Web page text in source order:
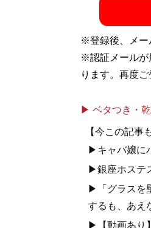
※登録後、メー
※認証メールが
ります。再度ご
▶ ベタつき・
【今この記事
▶キャバ嬢に
▶銀座ホステ
▶「グラスを
するも、あえ
▶【動画あり